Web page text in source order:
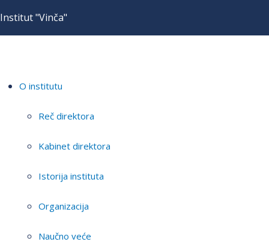
Institut "Vinča"
O institutu
Reč direktora
Kabinet direktora
Istorija instituta
Organizacija
Naučno veće